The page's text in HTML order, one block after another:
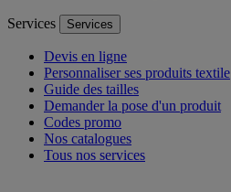
Services Services
Devis en ligne
Personnaliser ses produits textile
Guide des tailles
Demander la pose d'un produit
Codes promo
Nos catalogues
Tous nos services